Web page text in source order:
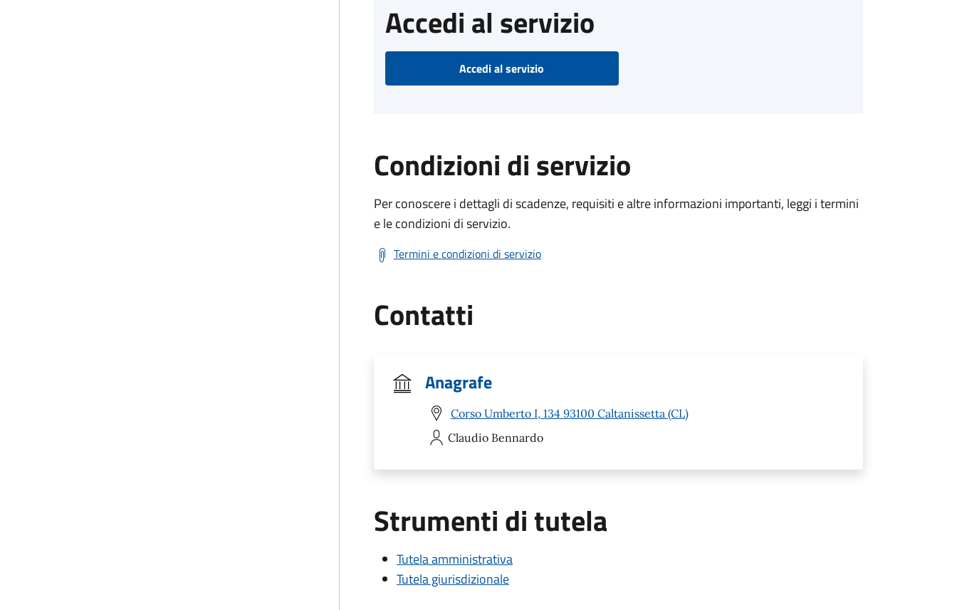
Accedi al servizio
Accedi al servizio
Condizioni di servizio
Per conoscere i dettagli di scadenze, requisiti e altre informazioni importanti, leggi i termini
e le condizioni di servizio.
Termini e condizioni di servizio
Contatti
Anagrafe
Corso Umberto I, 134 93100 Caltanissetta (CL)
Claudio Bennardo
Strumenti di tutela
Tutela amministrativa
Tutela giurisdizionale